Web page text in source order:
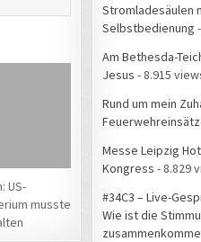
US-
musste
Stromladesäulen
Selbstbedienung
Am Bethesda-
Jesus - 8.915
Rund um mein
Messe Leipzig
Kongress - 8.829
#34C3 – Live-
Wie ist die